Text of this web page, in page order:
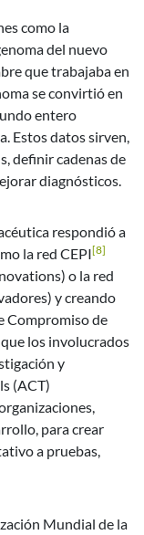
como la
del nuevo
que trabajaba en
se convirtió en
entero
Estos datos sirven,
definir cadenas de
diagnósticos.
respondió a
la red CEPI[8]
o la red
y creando
Compromiso de
que los involucrados
y
(ACT)
para crear
a pruebas,
Mundial de la